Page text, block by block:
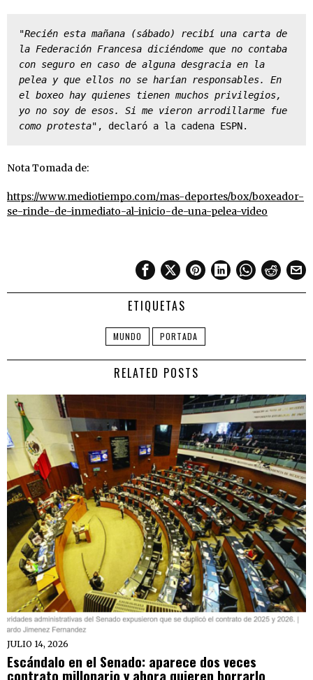
"Recién esta mañana (sábado) recibí una carta de
la Federación Francesa diciéndome que no contaba
con seguro en caso de alguna desgracia en la
pelea y que ellos no se harían responsables. En
el boxeo hay quienes tienen muchos privilegios,
yo no soy de esos. Si me vieron arrodillarme fue
como protesta" , declaró a la cadena ESPN.
Nota Tomada de:
https://www.mediotiempo.com/mas-deportes/box/boxeador-
se-rinde-de-inmediato-al-inicio-de-una-pelea-video
ETIQUETAS
MUNDO PORTADA
RELATED POSTS
JULIO 14, 2026
Escándalo en el Senado: aparece dos veces
contrato millonario y ahora quieren borrarlo